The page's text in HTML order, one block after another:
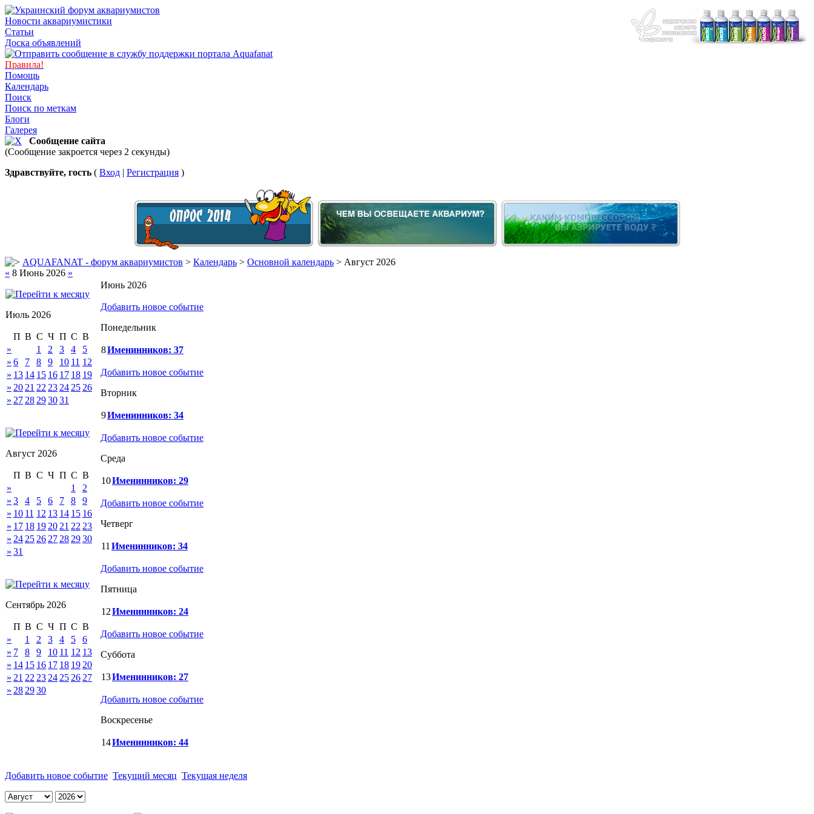
Новости аквариумистики
Статьи
Доска объявлений
Правила!
Помощь
Календарь
Поиск
Поиск по меткам
Блоги
Галерея
Сообщение сайта
(Сообщение закроется через 2 секунды)
Здравствуйте, гость ( Вход | Регистрация )
AQUAFANAT - форум аквариумистов > Календарь > Основной календарь > Август 2026
« 8 Июнь 2026 »
Июль 2026
П В С Ч П С В
»
1 2 3 4
5
» 6 7 8 9 10 11 12
» 13 14 15 16 17 18 19
» 20 21 22 23 24 25 26
» 27 28 293031
Август 2026
П В С Ч П С В
»
1
2
» 3 4 5 6 7 8
9
» 10 11 12 13 14 15 16
» 17 18 19 20 21 22 23
» 24 25 26 27 28 2930
» 31
Сентябрь 2026
П В С Ч П С В
»
1 2 3 4 5
6
» 7 8 9 10 11 12 13
» 14 15 16 17 18 19 20
» 21 22 23 24 25 26 27
» 28 2930
Июнь 2026
Добавить новое событие
Понедельник
8Именинников: 37
Добавить новое событие
Вторник
9Именинников: 34
Добавить новое событие
Среда
10Именинников: 29
Добавить новое событие
Четверг
11 Именинников: 34
Добавить новое событие
Пятница
12Именинников: 24
Добавить новое событие
Суббота
13Именинников: 27
Добавить новое событие
Воскресенье
14Именинников: 44
Добавить новое событие Текущий месяц Текущая неделя